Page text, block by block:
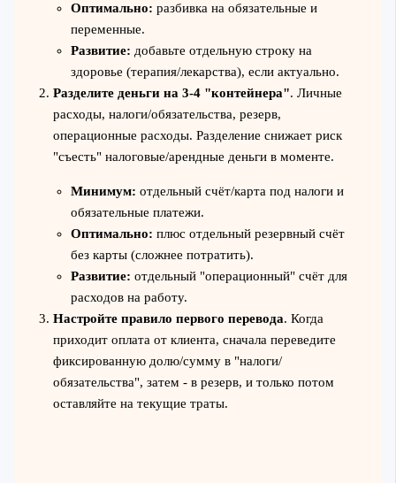
Оптимально: разбивка на обязательные и
переменные.
Развитие: добавьте отдельную строку на
здоровье (терапия/лекарства), если актуально.
Разделите деньги на 3-4 "контейнера". Личные
расходы, налоги/обязательства, резерв,
операционные расходы. Разделение снижает риск
"съесть" налоговые/арендные деньги в моменте.
Минимум: отдельный счёт/карта под налоги и
обязательные платежи.
Оптимально: плюс отдельный резервный счёт
без карты (сложнее потратить).
Развитие: отдельный "операционный" счёт для
расходов на работу.
Настройте правило первого перевода. Когда
приходит оплата от клиента, сначала переведите
фиксированную долю/сумму в "налоги/
обязательства", затем - в резерв, и только потом
оставляйте на текущие траты.